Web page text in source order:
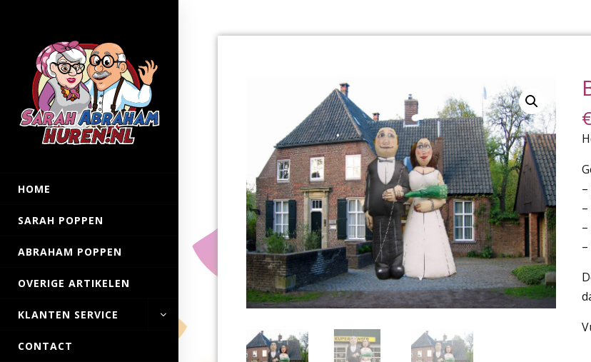
HOME
SARAH POPPEN
ABRAHAM POPPEN
OVERIGE ARTIKELEN
KLANTEN SERVICE
CONTACT